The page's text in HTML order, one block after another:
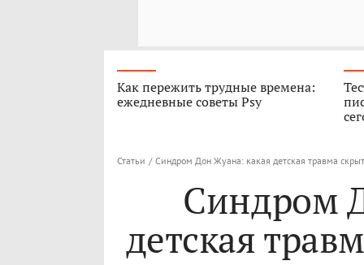
Как пережить трудные времена:
ежедневные советы Psy
Статьи / Синдром Дон Жуана: какая детская травма
Синдром
детская